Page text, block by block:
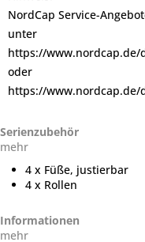
NordCap Service-
unter
https://
oder
https://www.nordcap.de/
Serienzubehör
mehr
4 x Füße, justierbar
4 x Rollen
Informationen
mehr